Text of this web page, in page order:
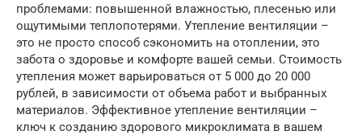
проблемами: повышенной влажностью, плесенью или
ощутимыми теплопотерями. Утепление вентиляции –
это не просто способ сэкономить на отоплении, это
забота о здоровье и комфорте вашей семьи. Стоимость
утепления может варьироваться от 5 000 до 20 000
рублей, в зависимости от объема работ и выбранных
материалов. Эффективное утепление вентиляции –
ключ к созданию здорового микроклимата в вашем